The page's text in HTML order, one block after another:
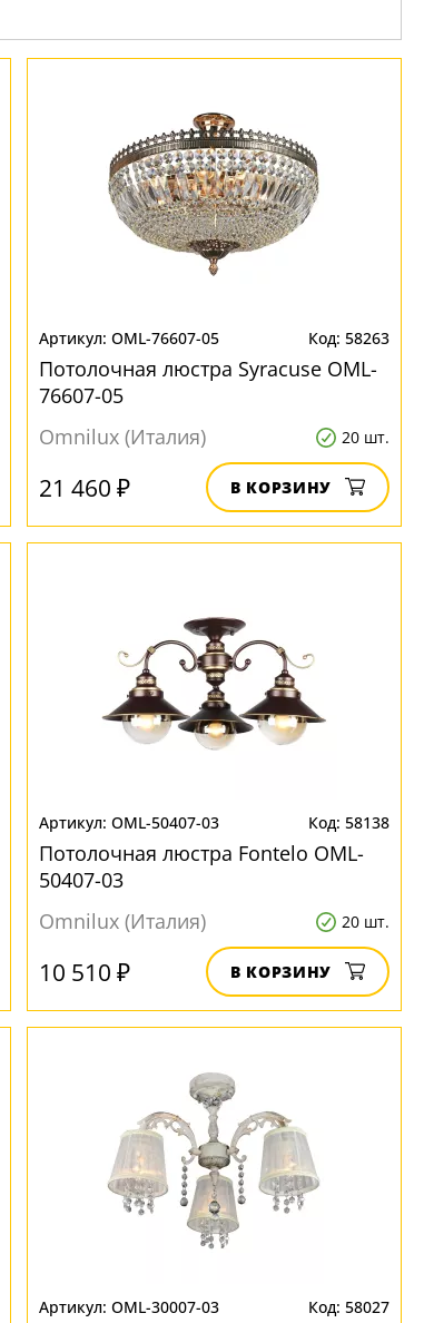
OML-76607-05 58263
Потолочная люстра Syracuse OML-
76607-05
Omnilux (Италия)
20 шт.
21 460 ₽ В КОРЗИНУ
OML-50407-03 58138
Потолочная люстра Fontelo OML-
50407-03
Omnilux (Италия)
20 шт.
10 510 ₽ В КОРЗИНУ
OML-30007-03 58027